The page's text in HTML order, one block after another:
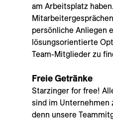
am Arbeitsplatz
persönliche Anliegen
lösungsorientierte
Team-Mitglieder zu
Freie Getränke
Starzinger for free!
sind im Unternehmen
denn unsere